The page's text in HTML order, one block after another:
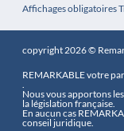
Affichages obligatoires
copyright 2026 ©
REMARKABLE votre
Nous vous apportons
la législation française.
En aucun cas
conseil juridique.